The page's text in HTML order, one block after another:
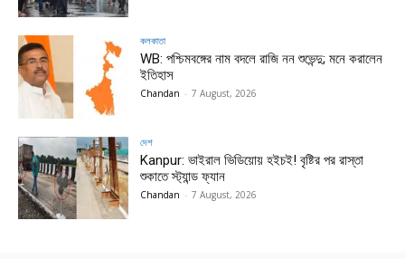
কলকাতা
WB: পশ্চিমবঙ্গের নাম বদলে রাজি নন শুভেন্দু; মনে করালেন
ইতিহাস
Chandan - 7 August, 2026
দেশ
Kanpur: ভাইরাল ভিডিয়োয় হইচই! বৃষ্টির পর রাস্তা
শুকাতে স্ট্যান্ড ফ্যান
Chandan - 7 August, 2026